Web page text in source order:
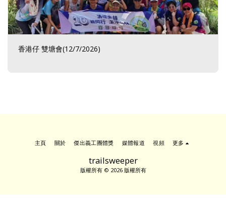
香港仔 雙塘會(12/7/2026)
trailsweeper
版權所有 © 2026 版權所有
主頁 關於 傑出義工團體獎 媒體報道 視頻 更多